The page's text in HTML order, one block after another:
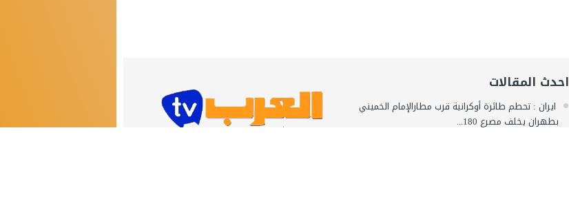
احدث المقالات
ايران : تحطم طائرة أوكرانية قرب مطارالإمام الخميني
بطهران يخلف مصرع 180...